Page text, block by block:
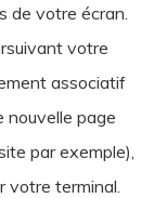
de votre écran.
votre
associatif
nouvelle page
par exemple),
votre terminal.